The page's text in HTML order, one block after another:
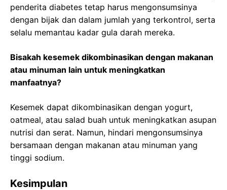
penderita diabetes tetap harus mengonsumsinya
dengan bijak dan dalam jumlah yang terkontrol, serta
selalu memantau kadar gula darah mereka.
Bisakah kesemek dikombinasikan dengan makanan
atau minuman lain untuk meningkatkan
manfaatnya?
Kesemek dapat dikombinasikan dengan yogurt,
oatmeal, atau salad buah untuk meningkatkan asupan
nutrisi dan serat. Namun, hindari mengonsumsinya
bersamaan dengan makanan atau minuman yang
tinggi sodium.
Kesimpulan